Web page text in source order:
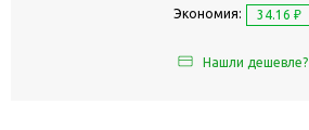
Экономия: 34.16 ₽
Нашли дешевле?